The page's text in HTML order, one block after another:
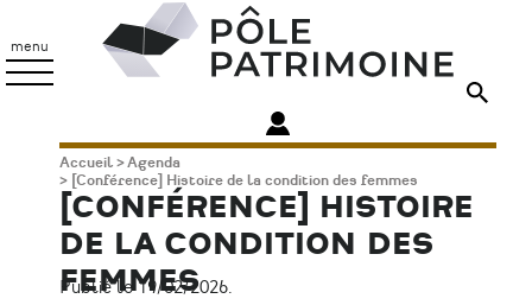
contenu
principal
menu
Patrimoine
Fil
d'Ariane
Accueil
Agenda
[Conférence] Histoire de la condition des femmes
[CONFÉRENCE] HISTOIRE
DE LA CONDITION DES
FEMMES
Publié le 19/02/2026.